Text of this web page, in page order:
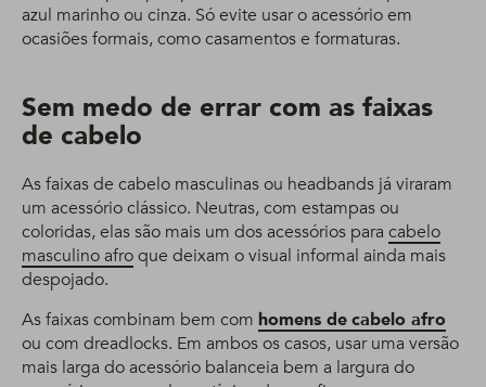
azul marinho ou cinza. Só evite usar o acessório em
ocasiões formais, como casamentos e formaturas.
Sem medo de errar com as faixas
de cabelo
As faixas de cabelo masculinas ou headbands já viraram
um acessório clássico. Neutras, com estampas ou
coloridas, elas são mais um dos acessórios para cabelo
masculino afroque deixam o visual informal ainda mais
despojado.
As faixas combinam bem com homens decabelo afro
ou com dreadlocks. Em ambos os casos, usar uma versão
mais larga do acessório balanceia bem a largura do